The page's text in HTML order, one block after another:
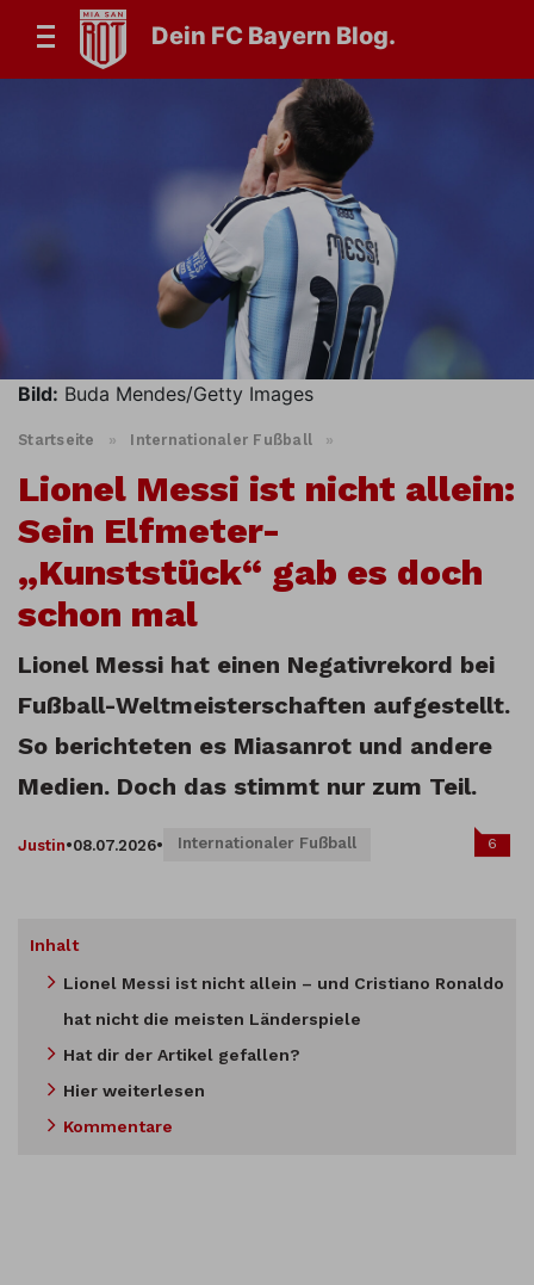
Dein FC Bayern Blog.
Bild: Buda Mendes/Getty Images
Startseite » Internationaler Fußball »
Lionel Messi ist nicht allein:
Sein Elfmeter-
„Kunststück“ gab es doch
schon mal
Lionel Messi hat einen Negativrekord bei
Fußball-Weltmeisterschaften aufgestellt.
So berichteten es Miasanrot und andere
Medien. Doch das stimmt nur zum Teil.
Justin•08.07.2026• Internationaler Fußball 6
Inhalt
Lionel Messi ist nicht allein – und Cristiano Ronaldo
hat nicht die meisten Länderspiele
Hat dir der Artikel gefallen?
Hier weiterlesen
Kommentare